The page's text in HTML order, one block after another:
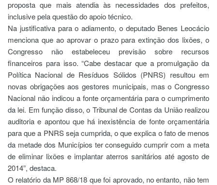
proposta que mais atendia às necessidades dos prefeitos,
inclusive pela questão do apoio técnico.
Na justificativa para o adiamento, o deputado Benes Leocácio
menciona que ao aprovar o prazo para extinção dos lixões, o
Congresso não estabeleceu previsão sobre recursos
financeiros para isso. “Cabe destacar que a promulgação da
Política Nacional de Resíduos Sólidos (PNRS) resultou em
novas obrigações aos gestores municipais, mas o Congresso
Nacional não indicou a fonte orçamentária para o cumprimento
da lei. Em função disso, o Tribunal de Contas da União realizou
auditoria e apontou que há inexistência de fonte orçamentária
para que a PNRS seja cumprida, o que explica o fato de menos
da metade dos Municípios ter conseguido cumprir com a meta
de eliminar lixões e implantar aterros sanitários até agosto de
2014”, destaca.
O relatório da MP 868/18 que foi aprovado, no entanto, não tem